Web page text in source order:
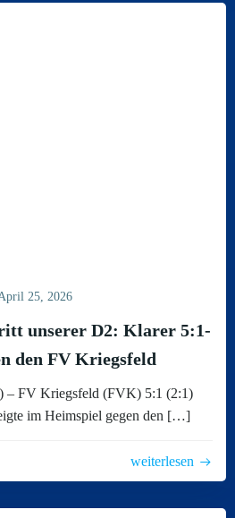
25, 2026
unserer D2: Klarer 5:1-
den FV Kriegsfeld
– FV Kriegsfeld (FVK) 5:1 (2:1)
im Heimspiel gegen den […]
weiterlesen